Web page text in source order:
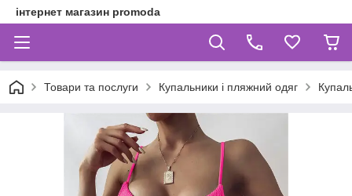
інтернет магазин promoda
Товари та послуги Купальники і пляжний одяг